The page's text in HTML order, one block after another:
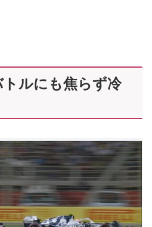
トルにも焦らず冷